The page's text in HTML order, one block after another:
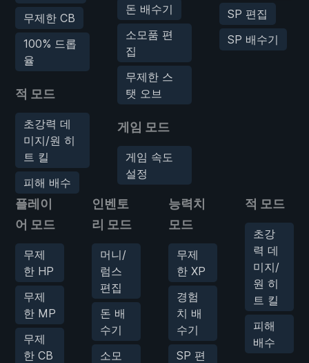
무제한 CB
100% 드롭
율
적 모드
초강력 데
미지/원 히
트 킬
피해 배수
돈 배수기
소모품 편
집
무제한 스
탯 오브
게임 모드
게임 속도
설정
SP 편집
SP 배수기
플레이
어 모드
무제
한 HP
무제
한 MP
무제
한 CB
인벤토
리 모드
머니/
럼스
편집
돈 배
수기
소모
능력치
모드
무제
한 XP
경험
치 배
수기
SP 편
적 모드
초강
력 데
미지/
원 히
트 킬
피해
배수